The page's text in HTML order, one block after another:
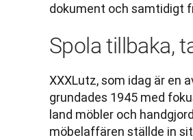
dokument och samtidigt
Spola tillbaka,
XXXLutz, som idag är en
grundades 1945 med
land möbler och
möbelaffären ställde in